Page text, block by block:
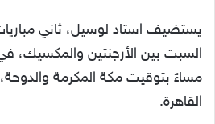
يستضيف استاد لوسيل، ثاني مباريات
السبت بين الأرجنتين والمكسيك،
مساءً بتوقيت مكة المكرمة
القاهرة.